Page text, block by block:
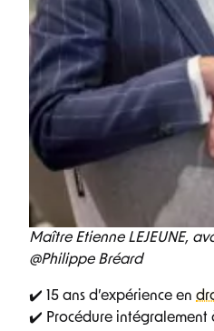
Maître Etienne LEJEUNE,
@Philippe Bréard
✔️ 15 ans d’expérience en
✔️ Procédure intégralement